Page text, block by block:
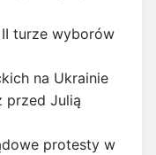
II turze wyborów
na Ukrainie
przed Julią
protesty w